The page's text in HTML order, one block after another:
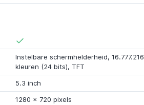
Instelbare schermhelderheid, 16.777.216
kleuren (24 bits), TFT
5.3 inch
1280 x 720 pixels